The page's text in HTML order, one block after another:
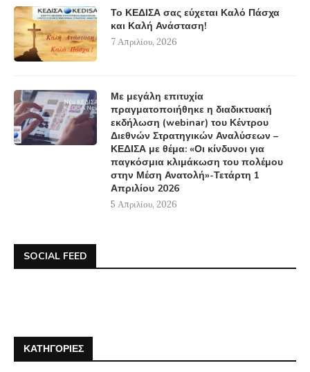
Το ΚΕΔΙΣΑ σας εύχεται Καλό Πάσχα
και Καλή Ανάσταση!
7 Απριλίου, 2026
Με μεγάλη επιτυχία
πραγματοποιήθηκε η διαδικτυακή
εκδήλωση (webinar) του Κέντρου
Διεθνών Στρατηγικών Αναλύσεων –
ΚΕΔΙΣΑ με θέμα: «Οι κίνδυνοι για
παγκόσμια κλιμάκωση του πολέμου
στην Μέση Ανατολή»-Τετάρτη 1
Απριλίου 2026
5 Απριλίου, 2026
SOCIAL FEED
ΚΑΤΗΓΟΡΊΕΣ